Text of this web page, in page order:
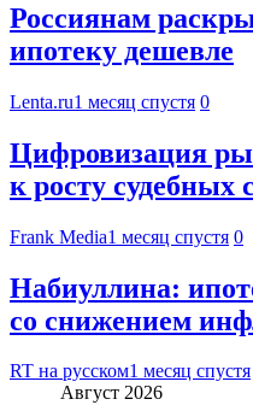
Россиянам
ипотеку дешевле
Lenta.ru1 месяц спустя 0
Цифровизация
к росту судебных
Frank Media1 месяц спустя 0
Набиуллина:
со снижением
RT на русском1 месяц спустя
Август 2026